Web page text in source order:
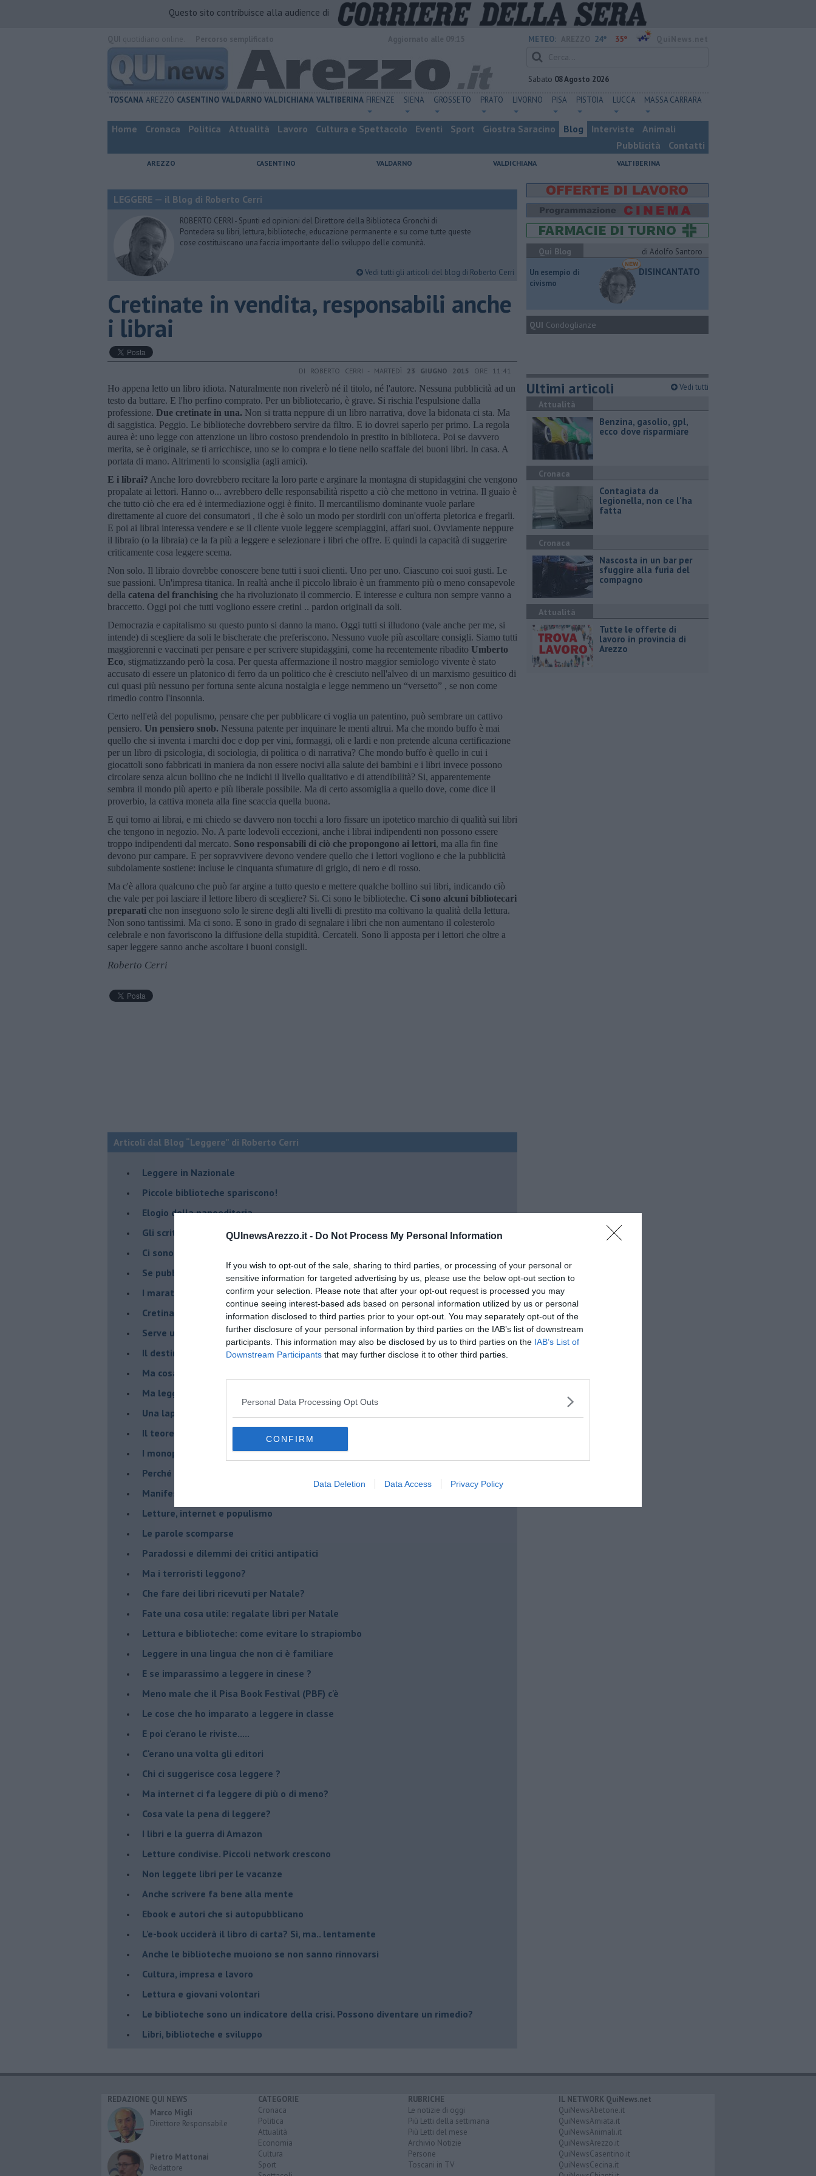
QUInewsArezzo.it - Do Not Process My Personal Information
If you wish to opt-out of the sale, sharing to third parties, or processing of your personal or
sensitive information for targeted advertising by us, please use the below opt-out section to
confirm your selection. Please note that after your opt-out request is processed you may
continue seeing interest-based ads based on personal information utilized by us or personal
information disclosed to third parties prior to your opt-out. You may separately opt-out of the
further disclosure of your personal information by third parties on the IAB’s list of downstream
participants. This information may also be disclosed by us to third parties on the IAB’s List of
Downstream Participants that may further disclose it to other third parties.
Personal Data Processing Opt Outs
CONFIRM
Data Deletion Data Access Privacy Policy
Questo sito contribuisce alla audience di
METEO: 24° 35°
Sabato 08 Agosto 2026
TOSCANA AREZZO CASENTINO VALDARNO VALDICHIANA VALTIBERINA FIRENZE SIENA GROSSETO PRATO LIVORNO PISA PISTOIA LUCCA MASSA CARRARA
Home Cronaca Politica Attualità Lavoro Cultura e Spettacolo Eventi Sport Giostra Saracino Blog Interviste
Animali
Pubblicità
Contatti
AREZZO CASENTINO VALDARNO VALDICHIANA VALTIBERINA
LEGGERE — il Blog di Roberto Cerri
ROBERTO CERRI - Spunti ed opinioni del Direttore della Biblioteca Gronchi di
Pontedera su libri, lettura, biblioteche, educazione permanente e su come tutte queste
cose costituiscano una faccia importante dello sviluppo delle comunità.
Vedi tutti gli articoli del blog di Roberto Cerri
Cretinate in vendita, responsabili anche
i librai
DI ROBERTO CERRI - MARTEDÌ 23 GIUGNO 2015 ORE 11:41
Ho appena letto un libro idiota. Naturalmente non rivelerò né il titolo, né l'autore. Nessuna pubblicità ad un
testo da buttare. E l'ho perfino comprato. Per un bibliotecario, è grave. Si rischia l'espulsione dalla
professione. Due cretinate in una. Non si tratta neppure di un libro narrativa, dove la bidonata ci sta. Ma
di saggistica. Peggio. Le biblioteche dovrebbero servire da filtro. E io dovrei saperlo per primo. La regola
aurea è: uno legge con attenzione un libro costoso prendendolo in prestito in biblioteca. Poi se davvero
merita, se è originale, se ti arricchisce, uno se lo compra e lo tiene nello scaffale dei buoni libri. In casa. A
portata di mano. Altrimenti lo sconsiglia (agli amici).
E i librai? Anche loro dovrebbero recitare la loro parte e arginare la montagna di stupidaggini che vengono
propalate ai lettori. Hanno o... avrebbero delle responsabilità rispetto a ciò che mettono in vetrina. Il guaio è
che tutto ciò che era ed è intermediazione oggi è finito. Il mercantilismo dominante vuole parlare
direttamente al cuore dei consumatori , il che è solo un modo per stordirli con un'offerta pletorica e fregarli.
E poi ai librai interessa vendere e se il cliente vuole leggere scempiaggini, affari suoi. Ovviamente neppure
il libraio (o la libraia) ce la fa più a leggere e selezionare i libri che offre. E quindi la capacità di suggerire
criticamente cosa leggere scema.
Non solo. Il libraio dovrebbe conoscere bene tutti i suoi clienti. Uno per uno. Ciascuno coi suoi gusti. Le
sue passioni. Un'impresa titanica. In realtà anche il piccolo libraio è un frammento più o meno consapevole
della catena del franchising che ha rivoluzionato il commercio. E interesse e cultura non sempre vanno a
braccetto. Oggi poi che tutti vogliono essere cretini .. pardon originali da soli.
Democrazia e capitalismo su questo punto si danno la mano. Oggi tutti si illudono (vale anche per me, si
intende) di scegliere da soli le bischerate che preferiscono. Nessuno vuole più ascoltare consigli. Siamo tutti
maggiorenni e vaccinati per pensare e per scrivere stupidaggini, come ha recentemente ribadito Umberto
Eco, stigmatizzando però la cosa. Per questa affermazione il nostro maggior semiologo vivente è stato
accusato di essere un platonico di ferro da un politico che è cresciuto nell'alveo di un marxismo gesuitico di
cui quasi più nessuno per fortuna sente alcuna nostalgia e legge nemmeno un “versetto” , se non come
rimedio contro l'insonnia.
Certo nell'età del populismo, pensare che per pubblicare ci voglia un patentino, può sembrare un cattivo
pensiero. Un pensiero snob. Nessuna patente per inquinare le menti altrui. Ma che mondo buffo è mai
quello che si inventa i marchi doc e dop per vini, formaggi, oli e lardi e non pretende alcuna certificazione
per un libro di psicologia, di sociologia, di politica o di narrativa? Che mondo buffo è quello in cui i
giocattoli sono fabbricati in maniera da non essere nocivi alla salute dei bambini e i libri invece possono
circolare senza alcun bollino che ne indichi il livello qualitativo e di attendibilità? Si, apparentemente
sembra il mondo più aperto e più liberale possibile. Ma di certo assomiglia a quello dove, come dice il
proverbio, la cattiva moneta alla fine scaccia quella buona.
E qui torno ai librai, e mi chiedo se davvero non tocchi a loro fissare un ipotetico marchio di qualità sui libri
che tengono in negozio. No. A parte lodevoli eccezioni, anche i librai indipendenti non possono essere
troppo indipendenti dal mercato. Sono responsabili di ciò che propongono ai lettori, ma alla fin fine
devono pur campare. E per sopravvivere devono vendere quello che i lettori vogliono e che la pubblicità
subdolamente sostiene: incluse le cinquanta sfumature di grigio, di nero e di rosso.
Ma c'è allora qualcuno che può far argine a tutto questo e mettere qualche bollino sui libri, indicando ciò
che vale per poi lasciare il lettore libero di scegliere? Si. Ci sono le biblioteche. Ci sono alcuni bibliotecari
preparati che non inseguono solo le sirene degli alti livelli di prestito ma coltivano la qualità della lettura.
Non sono tantissimi. Ma ci sono. E sono in grado di segnalare i libri che non aumentano il colesterolo
celebrale e non favoriscono la diffusione della stupidità. Cercateli. Sono lì apposta per i lettori che oltre a
saper leggere sanno anche ascoltare i buoni consigli.
Roberto Cerri
Articoli dal Blog “Leggere” di Roberto Cerri
​Leggere in Nazionale
​Piccole biblioteche spariscono!
​Elogio della nanoeditoria
Gli scrittori e i sabotatori
Ci sono libri che fanno paura
Se pubblicassimo e leggessimo solo libri bilingui?
I maratoneti della lettura
Cretinate in vendita, responsabili anche i librai
Serve un software per segnalare i testi stupidi
​Il destino della memoria storica del nostro Paese
Ma cosa leggono gli operai oggi?
Ma leggere rende liberi ?
​Una lapide è per sempre
Il teorema di Baricco e le biblioteche
I monopoli mettono in crisi la libertà di lettura?
​Perché si leggono poco i libri di storia?
​Manifesto per il biblioattivismo
Letture, internet e populismo
​Le parole scomparse
​Paradossi e dilemmi dei critici antipatici
Ma i terroristi leggono?
​Che fare dei libri ricevuti per Natale?
​Fate una cosa utile: regalate libri per Natale
​Lettura e biblioteche: come evitare lo strapiombo
Leggere in una lingua che non ci è familiare
​E se imparassimo a leggere in cinese ?
​Meno male che il Pisa Book Festival (PBF) c'è
​Le cose che ho imparato a leggere in classe
​E poi c'erano le riviste.....
​C'erano una volta gli editori
​Chi ci suggerisce cosa leggere ?
​Ma internet ci fa leggere di più o di meno?
​Cosa vale la pena di leggere?
I libri e la guerra di Amazon
​Letture condivise. Piccoli network crescono
​Non leggete libri per le vacanze
​Anche scrivere fa bene alla mente
​Ebook e autori che si autopubblicano
​L'e-book ucciderà il libro di carta? Sì, ma.. lentamente
​Anche le biblioteche muoiono se non sanno rinnovarsi
​Cultura, impresa e lavoro
​Lettura e giovani volontari
​Le biblioteche sono un indicatore della crisi. Possono diventare un rimedio?
​Libri, biblioteche e sviluppo
Qui Blog
di Adolfo Santoro
​Un esempio di
civismo
DISINCANTATO
QUI Condoglianze
Ultimi articoli Vedi tutti
Attualità
​Benzina, gasolio, gpl,
ecco dove risparmiare
Cronaca
Contagiata da
legionella, non ce l'ha
fatta
Cronaca
Nascosta in un bar per
sfuggire alla furia del
compagno
Attualità
​Tutte le offerte di
lavoro in provincia di
Arezzo
REDAZIONE QUI NEWS
Marco Migli
Direttore Responsabile
Pietro Mattonai
Redattore
CATEGORIE
Cronaca
Politica
Attualità
Economia
Cultura
Sport
RUBRICHE
Le notizie di oggi
Più Letti della settimana
Più Letti del mese
Archivio Notizie
Persone
Toscani in TV
IL NETWORK QuiNews.net
QuiNewsAbetone.it
QuiNewsAmiata.it
QuiNewsAnimali.it
QuiNewsArezzo.it
QuiNewsCasentino.it
QuiNewsCecina.it